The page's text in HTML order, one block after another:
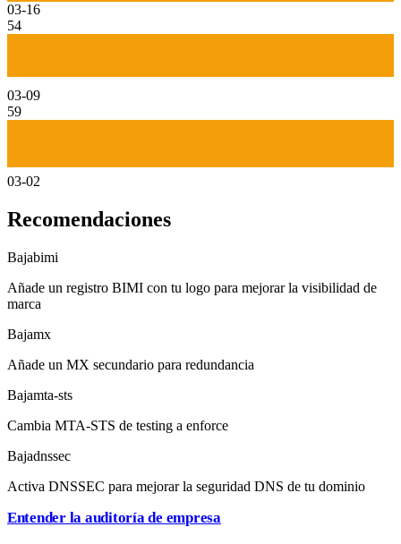
03-16
54
03-09
59
03-02
Recomendaciones
Bajabimi
Añade un registro BIMI con tu logo para mejorar la visibilidad de
marca
Bajamx
Añade un MX secundario para redundancia
Bajamta-sts
Cambia MTA-STS de testing a enforce
Bajadnssec
Activa DNSSEC para mejorar la seguridad DNS de tu dominio
Entender la auditoría de empresa